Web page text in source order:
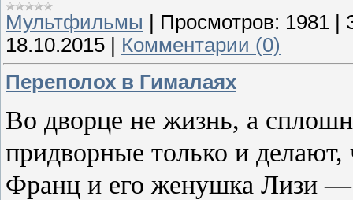
Мультфильмы Просмотров: 1981
18.10.2015
Комментарии (0)
Переполох в Гималаях
Во дворце не жизнь, а
придворные только и
Франц и его женушка Лизи —